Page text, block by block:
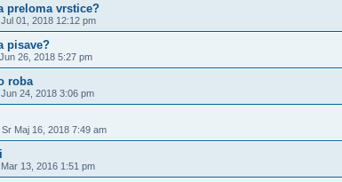
preloma vrstice?
01, 2018 12:12 pm
pisave?
26, 2018 5:27 pm
roba
24, 2018 3:06 pm
Sr Maj 16, 2018 7:49 am
13, 2016 1:51 pm